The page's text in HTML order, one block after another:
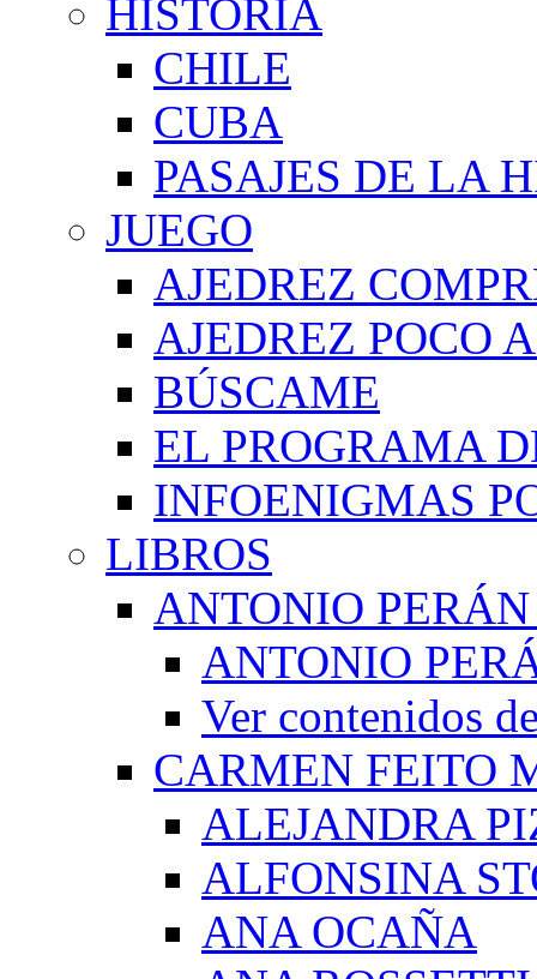
HISTORIA
CHILE
CUBA
PASAJES DE LA
JUEGO
AJEDREZ
AJEDREZ POCO
BÚSCAME
EL PROGRAMA
INFOENIGMAS
LIBROS
ANTONIO
ANTONIO
Ver contenidos
CARMEN FEITO
ALEJANDRA
ALFONSINA
ANA OCAÑA